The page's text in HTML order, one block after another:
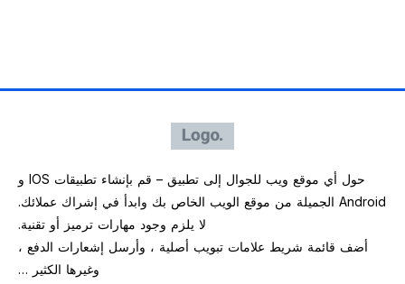
حول أي موقع ويب للجوال إلى تطبيق – قم بإنشاء تطبيقات IOS و
Android الجميلة من موقع الويب الخاص بك وابدأ في إشراك عملائك.
لا يلزم وجود مهارات ترميز أو تقنية.
أضف قائمة شريط علامات تبويب أصلية ، وأرسل إشعارات الدفع ،
وغيرها الكثير …